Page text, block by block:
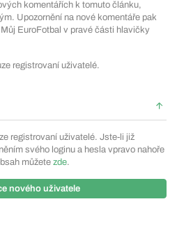
komentářích k tomuto článku,
Upozornění na nové komentáře pak
EuroFotbal v pravé části hlavičky
registrovaní uživatelé.
registrovaní uživatelé. Jste-li již
svého loginu a hesla vpravo nahoře
můžete zde.
nového uživatele